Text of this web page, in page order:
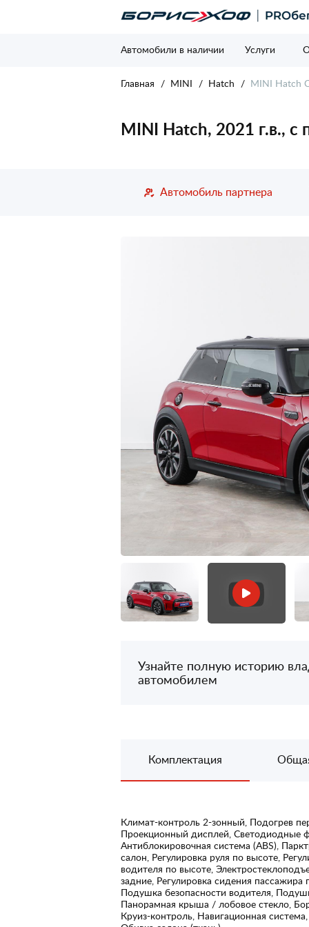
Автомобили в наличии Услуги
Главная MINI Hatch MINI Hatch
MINI Hatch, 2021 г.в.,
Автомобиль партнера
Узнайте полную историю
автомобилем
Комплектация
Климат-контроль 2-зонный, Подогрев
Проекционный дисплей, Светодиодные
Антиблокировочная система (ABS),
салон, Регулировка руля по высоте,
водителя по высоте,
задние, Регулировка сидения
Подушка безопасности водителя,
Панорамная крыша / лобовое стекло,
Круиз-контроль, Навигационная